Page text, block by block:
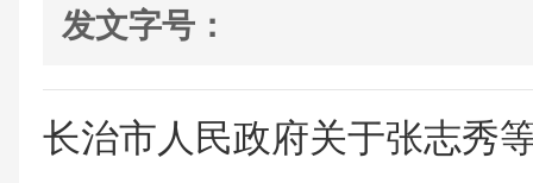
发文字号：
长治市人民政府关于张志秀